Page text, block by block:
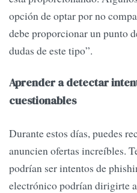
opción de optar por no
debe proporcionar un punto
dudas de este tipo”.
Aprender a detectar
cuestionables
Durante estos días, puedes
anuncien ofertas increíbles.
podrían ser intentos de
electrónico podrían dirigirte